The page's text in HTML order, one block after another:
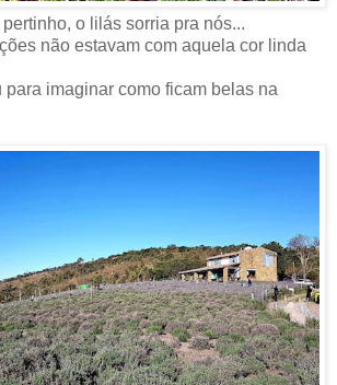
o lilás sorria pra nós...
não estavam com aquela cor linda
para imaginar como ficam belas na